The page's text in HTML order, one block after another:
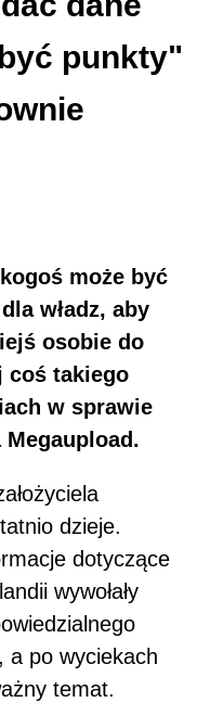
punkty"
może być
władz, aby
osobie do
coś takiego
w sprawie
Megaupload.
dzieje.
dotyczące
wywołały
a po wyciekach
temat.